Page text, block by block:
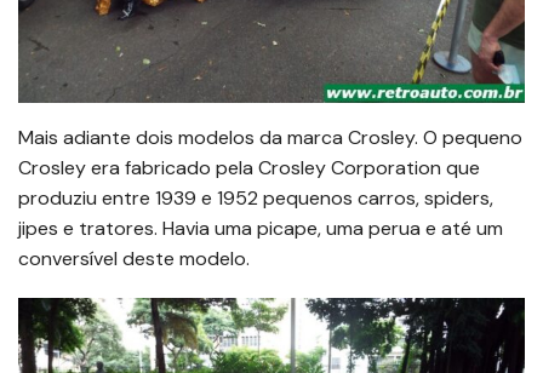
Mais adiante dois modelos da marca Crosley. O pequeno
Crosley era fabricado pela Crosley Corporation que
produziu entre 1939 e 1952 pequenos carros, spiders,
jipes e tratores. Havia uma picape, uma perua e até um
conversível deste modelo.